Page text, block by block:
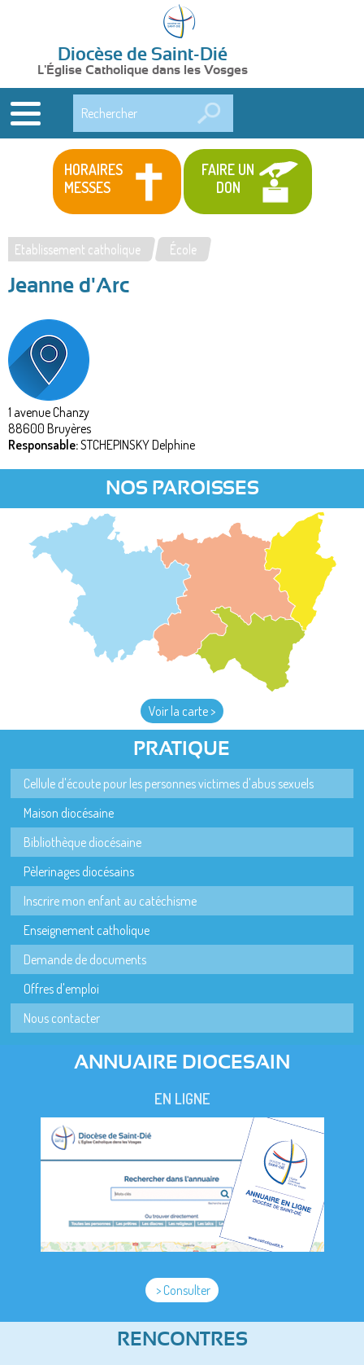
Diocèse de Saint-Dié
L'Église Catholique dans les Vosges
HORAIRES
MESSES
FAIRE UN
DON
Vous
êtes
ici
Etablissement catholique École
Jeanne d'Arc
1 avenue Chanzy
88600 Bruyères
Responsable:STCHEPINSKY Delphine
NOS PAROISSES
Voir la carte >
PRATIQUE
Cellule d'écoute pour les personnes victimes d'abus sexuels
Maison diocésaine
Bibliothèque diocésaine
Pèlerinages diocésains
Inscrire mon enfant au catéchisme
Enseignement catholique
Demande de documents
Offres d'emploi
Nous contacter
ANNUAIRE DIOCESAIN
EN LIGNE
> Consulter
RENCONTRES